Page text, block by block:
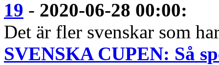
19 - 2020-06-28 00:00:
Det är fler svenskar som
SVENSKA CUPEN: Så